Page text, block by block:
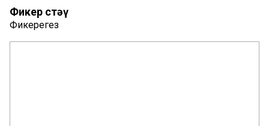
Фикер өстәү
Фикерегез